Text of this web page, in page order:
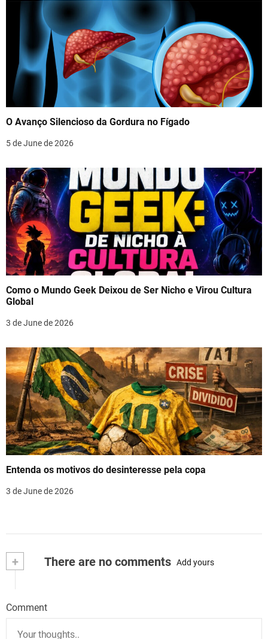
O Avanço Silencioso da Gordura no Fígado
5 de June de 2026
Como o Mundo Geek Deixou de Ser Nicho e Virou Cultura
Global
3 de June de 2026
Entenda os motivos do desinteresse pela copa
3 de June de 2026
+ There are no comments Add yours
Comment